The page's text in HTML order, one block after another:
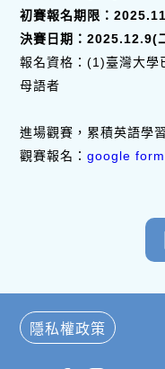
初賽報名期限：
決賽日期：2025.12.9(
報名資格：(1)臺灣大學
母語者
進場觀賽，累積英語學
觀賽報名：google form
隱私權政策